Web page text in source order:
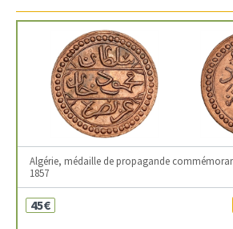
Algérie, médaille de propagande
1857
45€